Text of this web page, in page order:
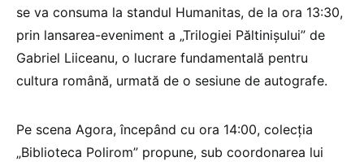
se va consuma la standul Humanitas, de la ora 13:30,
prin lansarea-eveniment a „Trilogiei Păltinișului” de
Gabriel Liiceanu, o lucrare fundamentală pentru
cultura română, urmată de o sesiune de autografe.
Pe scena Agora, începând cu ora 14:00, colecția
„Biblioteca Polirom” propune, sub coordonarea lui